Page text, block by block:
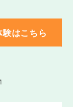
もしもっ
に」のよう
ないこと
験はこちら